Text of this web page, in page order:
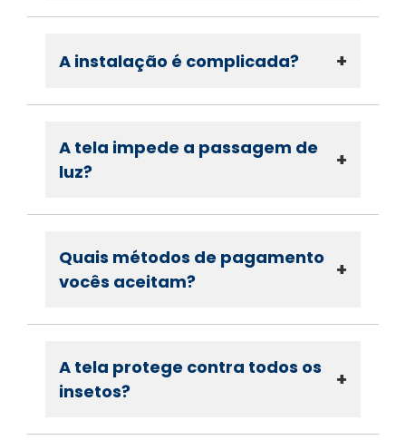
A instalação é complicada? +
A tela impede a passagem de
luz?
+
Quais métodos de pagamento
vocês aceitam?
+
A tela protege contra todos os
insetos?
+